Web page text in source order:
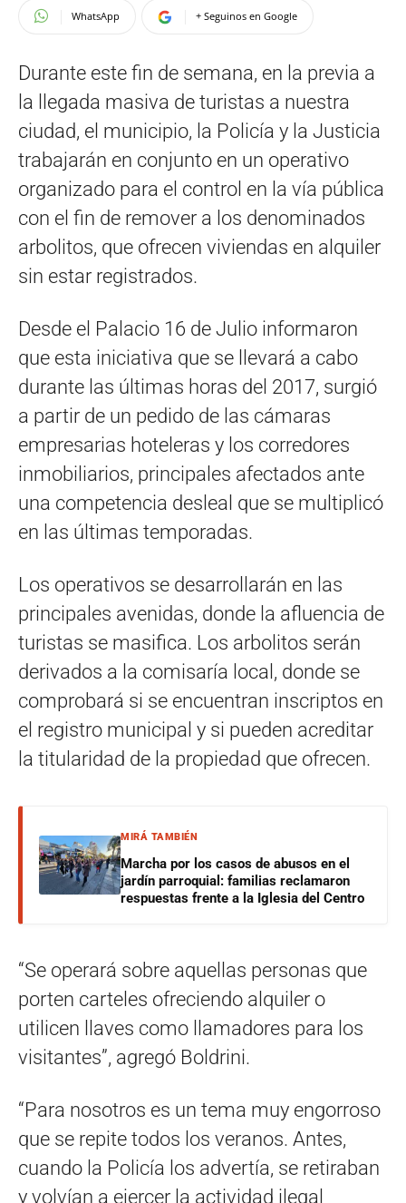
WhatsApp
+ Seguinos en Google
Durante este fin de semana, en la previa a
la llegada masiva de turistas a nuestra
ciudad, el municipio, la Policía y la Justicia
trabajarán en conjunto en un operativo
organizado para el control en la vía pública
con el fin de remover a los denominados
arbolitos, que ofrecen viviendas en alquiler
sin estar registrados.
Desde el Palacio 16 de Julio informaron
que esta iniciativa que se llevará a cabo
durante las últimas horas del 2017, surgió
a partir de un pedido de las cámaras
empresarias hoteleras y los corredores
inmobiliarios, principales afectados ante
una competencia desleal que se multiplicó
en las últimas temporadas.
Los operativos se desarrollarán en las
principales avenidas, donde la afluencia de
turistas se masifica. Los arbolitos serán
derivados a la comisaría local, donde se
comprobará si se encuentran inscriptos en
el registro municipal y si pueden acreditar
la titularidad de la propiedad que ofrecen.
MIRÁ TAMBIÉN
Marcha por los casos de abusos en el
jardín parroquial: familias reclamaron
respuestas frente a la Iglesia del Centro
“Se operará sobre aquellas personas que
porten carteles ofreciendo alquiler o
utilicen llaves como llamadores para los
visitantes”, agregó Boldrini.
“Para nosotros es un tema muy engorroso
que se repite todos los veranos. Antes,
cuando la Policía los advertía, se retiraban
y volvían a ejercer la actividad ilegal